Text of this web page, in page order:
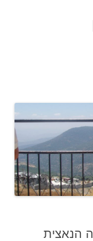
הנאצית